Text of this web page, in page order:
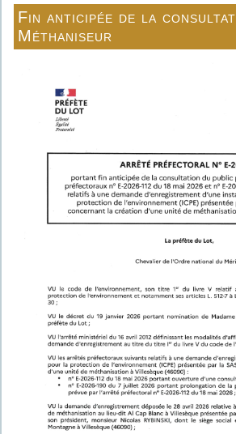
Fin anticipée de la
Méthaniseur